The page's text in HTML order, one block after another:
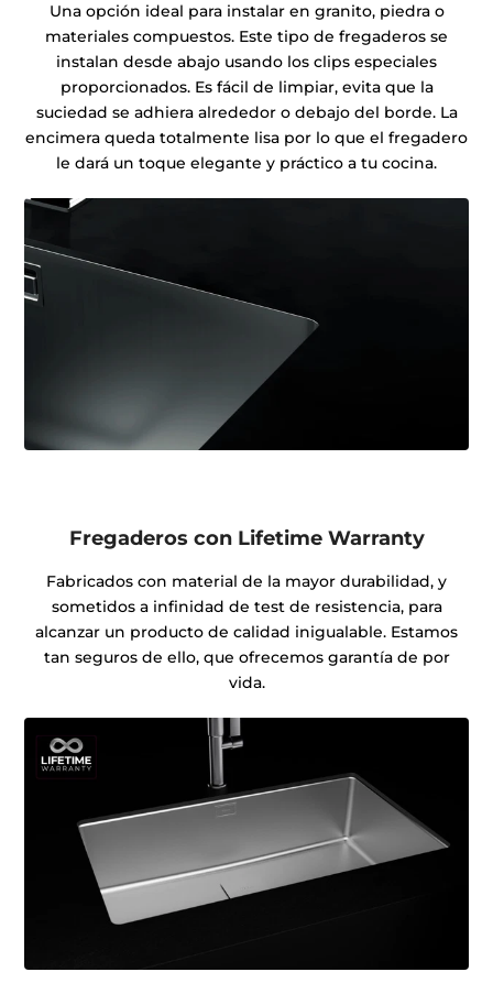
Una opción ideal para instalar en granito, piedra o
materiales compuestos. Este tipo de fregaderos se
instalan desde abajo usando los clips especiales
proporcionados. Es fácil de limpiar, evita que la
suciedad se adhiera alrededor o debajo del borde. La
encimera queda totalmente lisa por lo que el fregadero
le dará un toque elegante y práctico a tu cocina.
Fregaderos con Lifetime Warranty
Fabricados con material de la mayor durabilidad, y
sometidos a infinidad de test de resistencia, para
alcanzar un producto de calidad inigualable. Estamos
tan seguros de ello, que ofrecemos garantía de por
vida.